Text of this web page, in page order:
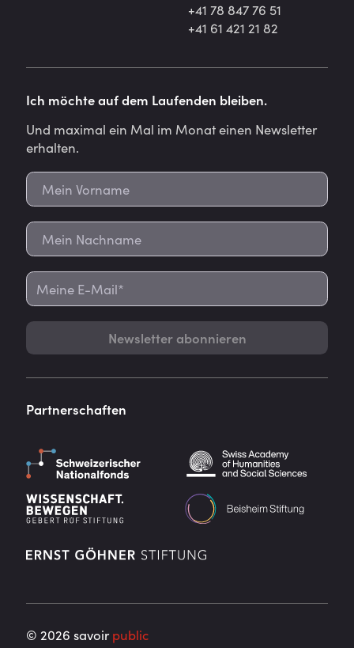
+41 78 847 76 51
+41 61 421 21 82
Ich möchte auf dem Laufenden bleiben.
Und maximal ein Mal im Monat einen Newsletter
erhalten.
Newsletter abonnieren
Partnerschaften
©2026 savoirpublic